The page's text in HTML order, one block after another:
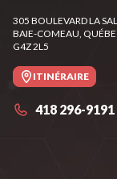
305 BOULEVARD LA
BAIE-COMEAU,
G4Z 2L5
ITINÉRAIRE
418 296-9191